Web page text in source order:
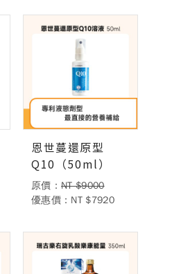
恩世蔓還原型
Q10（50ml）
原價： NT $9000
優惠價：NT $7920